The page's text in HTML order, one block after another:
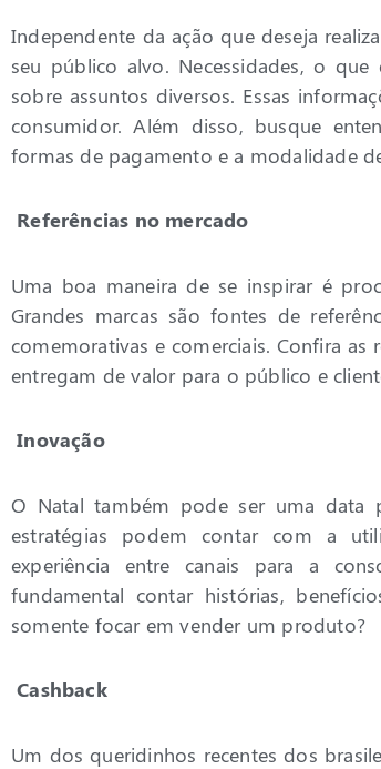
Independente da ação que deseja
seu público alvo. Necessidades, o
sobre assuntos diversos. Essas
consumidor. Além disso, busque
formas de pagamento e a modalidade
Referências no mercado
Uma boa maneira de se inspirar é
Grandes marcas são fontes de
comemorativas e comerciais. Confira as
entregam de valor para o público e
Inovação
O Natal também pode ser uma data
estratégias podem contar com a
experiência entre canais para a
fundamental contar histórias,
somente focar em vender um produto?
Cashback
Um dos queridinhos recentes dos